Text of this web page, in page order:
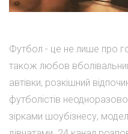
Футбол - це не лише про
також любов
автівки, розкішний
футболістів
зірками шоубізнесу,